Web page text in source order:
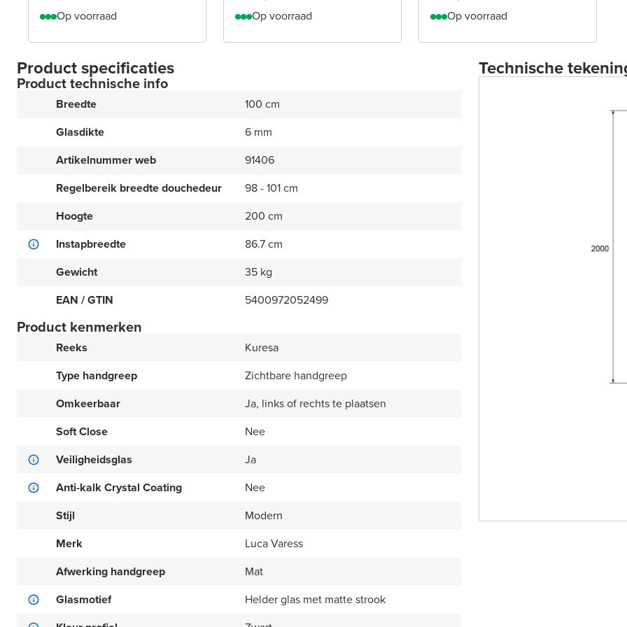
Op voorraad
Op voorraad
Op voorraad
Product specificaties
Product technische info
Breedte
100 cm
Glasdikte
6 mm
Artikelnummer web
91406
Regelbereik breedte douchedeur
98 - 101 cm
Hoogte
200 cm
Instapbreedte
86.7 cm
Gewicht
35 kg
EAN / GTIN
5400972052499
Product kenmerken
Reeks
Kuresa
Type handgreep
Zichtbare handgreep
Omkeerbaar
Ja, links of rechts te plaatsen
Soft Close
Nee
Veiligheidsglas
Ja
Anti-kalk Crystal Coating
Nee
Stijl
Modern
Merk
Luca Varess
Afwerking handgreep
Mat
Glasmotief
Helder glas met matte strook
Technische